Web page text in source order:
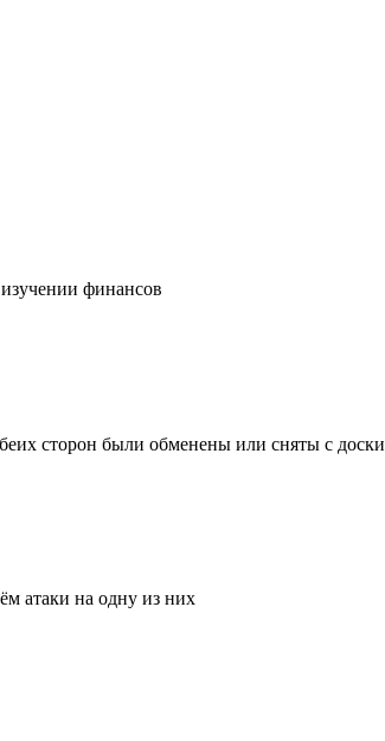
финансов
сторон были обменены или сняты с доски
атаки на одну из них